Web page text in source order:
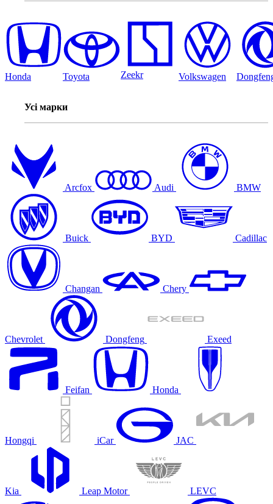
Honda Toyota Zeekr Volkswagen
Усі марки
Arcfox Audi BMW
Buick BYD Cadillac
Changan Chery
Chevrolet Dongfeng Exeed
Feifan Honda
Hongqi iCar JAC
Kia Leap Motor LEVC